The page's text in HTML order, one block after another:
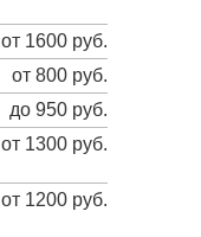
от 1600 руб.
от 800 руб.
до 950 руб.
от 1300 руб.
от 1200 руб.